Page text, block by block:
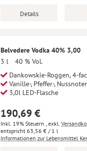
Details
Belvedere Vodka 40% 3,00
3 l
40 % Vol.
Dankowskie-Roggen, 4-
Vanille-, Pfeffer-,
3,0l LED-Flasche
190,69 €
Inkl. 19% Steuern exkl.
63,56 € / 1 l
Informationen zur Lebensmittel